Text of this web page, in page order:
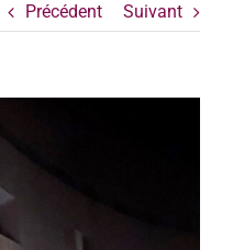
Précédent Suivant